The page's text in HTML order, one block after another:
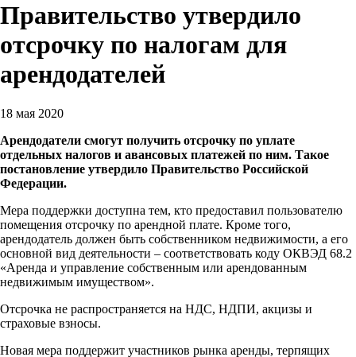
Правительство утвердило
отсрочку по налогам для
арендодателей
18 мая 2020
Арендодатели смогут получить отсрочку по уплате
отдельных налогов и авансовых платежей по ним. Такое
постановление утвердило Правительство Российской
Федерации.
Мера поддержки доступна тем, кто предоставил пользователю
помещения отсрочку по арендной плате. Кроме того,
арендодатель должен быть собственником недвижимости, а его
основной вид деятельности – соответствовать коду ОКВЭД 68.2
«Аренда и управление собственным или арендованным
недвижимым имуществом».
Отсрочка не распространяется на НДС, НДПИ, акцизы и
страховые взносы.
Новая мера поддержит участников рынка аренды, терпящих